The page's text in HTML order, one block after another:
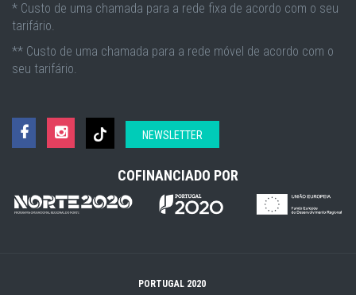
* Custo de uma chamada para a rede fixa de acordo com o seu
tarifário.
** Custo de uma chamada para a rede móvel de acordo com o
seu tarifário.
NEWSLETTER
COFINANCIADO POR
PORTUGAL 2020